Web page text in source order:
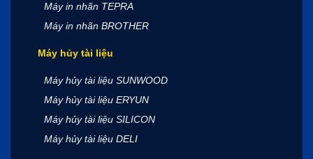
Máy in nhãn TEPRA
Máy in nhãn BROTHER
Máy hủy tài liệu
Máy hủy tài liệu SUNWOOD
Máy hủy tài liệu ERYUN
Máy hủy tài liệu SILICON
Máy hủy tài liệu DELI